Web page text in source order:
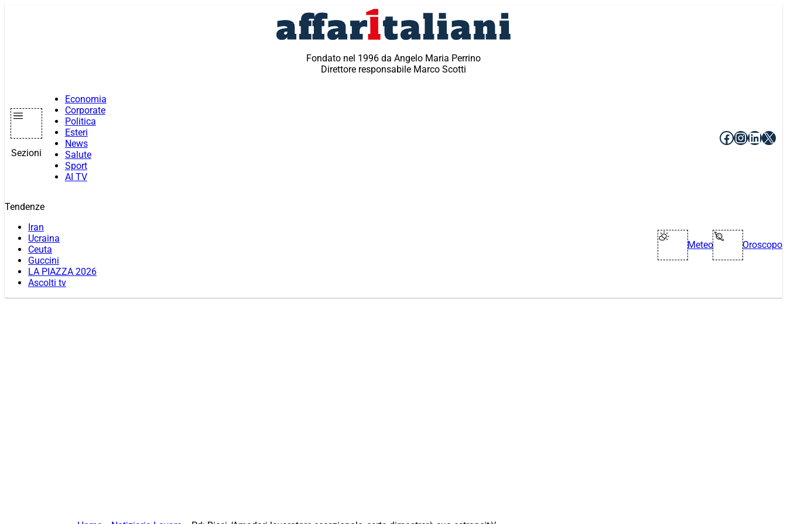
Fondato nel 1996 da Angelo Maria Perrino
Direttore responsabile Marco Scotti
Sezioni
Economia
Corporate
Politica
Esteri
News
Salute
Sport
AI TV
Facebook
X
Tendenze
Iran
Ucraina
Ceuta
Guccini
LA PIAZZA 2026
Ascolti tv
Meteo Oroscopo